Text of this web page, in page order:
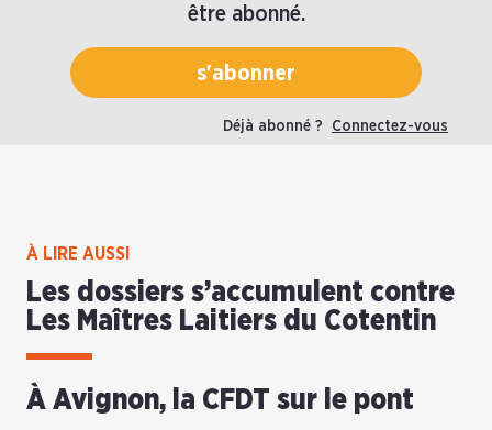
être abonné.
s'abonner
Déjà abonné ? Connectez-vous
À LIRE AUSSI
Les dossiers s’accumulent contre
Les Maîtres Laitiers du Cotentin
À Avignon, la CFDT sur le pont